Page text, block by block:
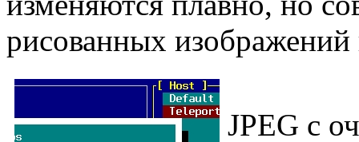
рисованных
JPEG с